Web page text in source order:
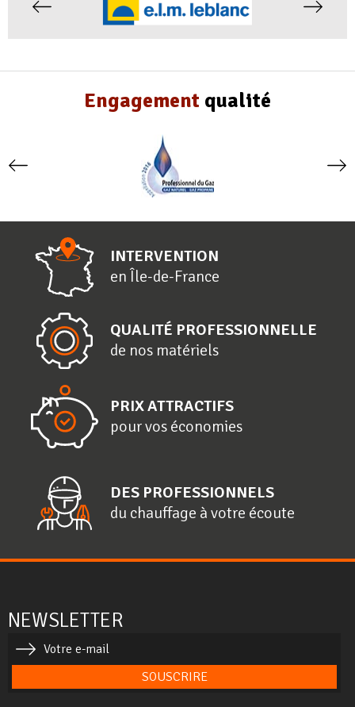
Engagement qualité
INTERVENTION
en Île-de-France
QUALITÉ PROFESSIONNELLE
de nos matériels
PRIX ATTRACTIFS
pour vos économies
DES PROFESSIONNELS
du chauffage à votre écoute
NEWSLETTER
SOUSCRIRE